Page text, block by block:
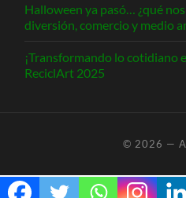
Halloween ya pasó… ¿qué
diversión, comercio y medio
¡Transformando lo cotidiano
ReciclArt 2025
© 2026 —